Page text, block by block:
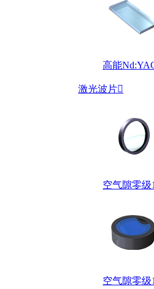
高能
激光波片
空气隙零级
空气隙零级